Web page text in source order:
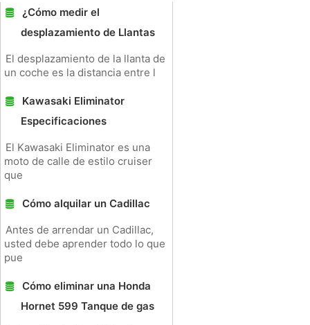
¿Cómo medir el
desplazamiento de Llantas
El desplazamiento de la llanta de
un coche es la distancia entre l
Kawasaki Eliminator
Especificaciones
El Kawasaki Eliminator es una
moto de calle de estilo cruiser
que
Cómo alquilar un Cadillac
Antes de arrendar un Cadillac,
usted debe aprender todo lo que
pue
Cómo eliminar una Honda
Hornet 599 Tanque de gas